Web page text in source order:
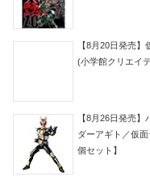
【8月20日発売
(小学館クリエイ
【8月26日発売
ダーアギト／仮
個セット】